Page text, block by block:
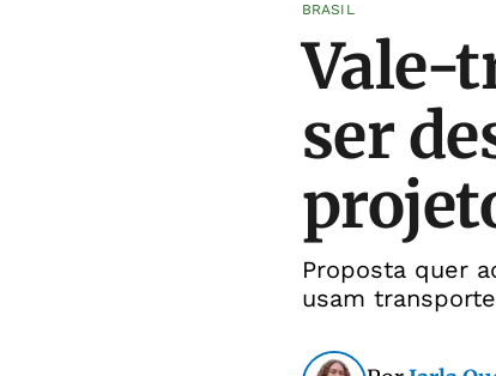
BRASIL
Vale-
ser
Proposta quer
usam